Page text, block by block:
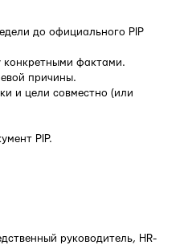
до официального PIP
конкретными фактами.
причины.
и цели совместно (или
PIP.
руководитель, HR-